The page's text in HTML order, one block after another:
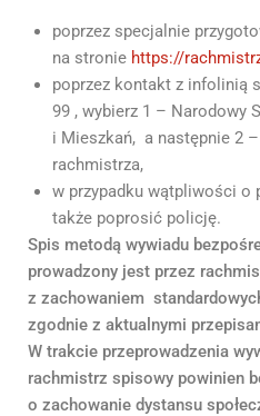
poprzez specjalnie
na stronie https://
poprzez kontakt z infolinią
99 , wybierz 1 – Narodowy
i Mieszkań, a następnie 2
rachmistrza,
w przypadku wątpliwości o
także poprosić policję.
Spis metodą wywiadu
prowadzony jest przez
z zachowaniem
zgodnie z aktualnymi
W trakcie przeprowadzenia
rachmistrz spisowy powinien
o zachowanie dystansu